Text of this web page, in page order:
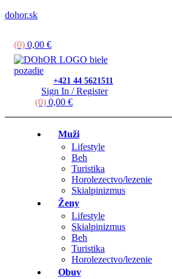
dohor.sk
Menu
(0) 0,00 €
+421 44 5621511
Sign In / Register
(0) 0,00 €
Muži
Lifestyle
Beh
Turistika
Horolezectvo/lezenie
Skialpinizmus
Ženy
Lifestyle
Skialpinizmus
Beh
Turistika
Horolezectvo/lezenie
Obuv